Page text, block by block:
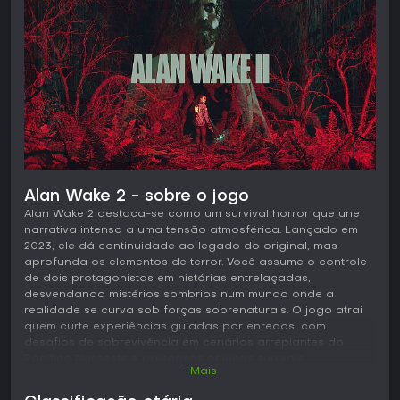
Alan Wake 2 - sobre o jogo
Alan Wake 2 destaca-se como um survival horror que une
narrativa intensa a uma tensão atmosférica. Lançado em
2023, ele dá continuidade ao legado do original, mas
aprofunda os elementos de terror. Você assume o controle
de dois protagonistas em histórias entrelaçadas,
desvendando mistérios sombrios num mundo onde a
realidade se curva sob forças sobrenaturais. O jogo atrai
quem curte experiências guiadas por enredos, com
desafios de sobrevivência em cenários arrepiantes do
+Mais